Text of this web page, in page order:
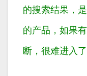
的搜索结果，
的产品，如果
断，很难进入了